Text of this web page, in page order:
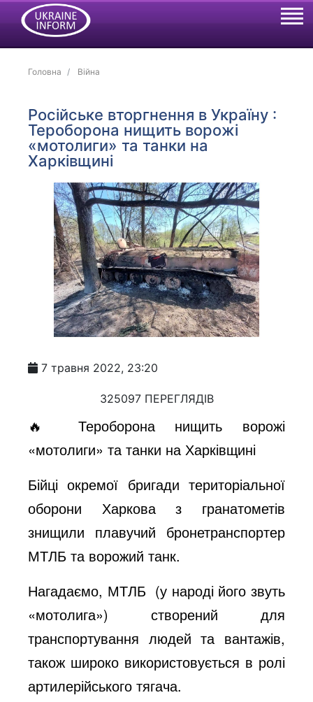
Головна Війна
Російське вторгнення в Україну :
Тероборона нищить ворожі
«мотолиги» та танки на
Харківщині
7 травня 2022, 23:20
325097 ПЕРЕГЛЯДІВ
🔥 Тероборона нищить ворожі
«мотолиги» та танки на Харківщині
Бійці окремої бригади територіальної
оборони Харкова з гранатометів
знищили плавучий бронетранспортер
МТЛБ та ворожий танк.
Нагадаємо, МТЛБ (у народі його звуть
«мотолига») створений для
транспортування людей та вантажів,
також широко використовується в ролі
артилерійського тягача.